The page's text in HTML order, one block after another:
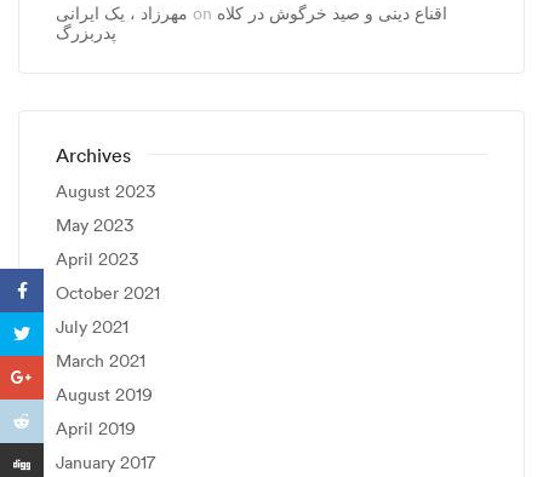
مهرزاد ، يک ايرانی on اقناع دینی و صید خرگوش در کلاه
پدربزرگ
Archives
August 2023
May 2023
April 2023
October 2021
July 2021
March 2021
August 2019
April 2019
January 2017